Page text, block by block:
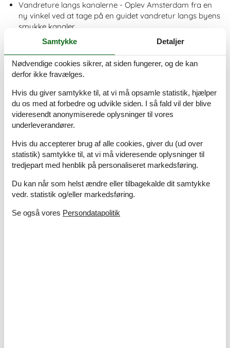
Vandreture langs kanalerne - Oplev Amsterdam fra en
ny vinkel ved at tage på en guidet vandretur langs byens
smukke kanaler.
Van Gogh Museum - Et museum dedikeret til Van Goghs
liv og værker.
Anne Franks Hus - En bevægende oplevelse for hele
familien, hvor I kan se det gemmested, hvor Anne Frank
skrev sin berømte dagbog under Anden Verdenskrig.
Rijksmuseum - Hollands nationalmuseum, hvor I kan se
værker af Rembrandt, Vermeer og mange andre.
Artis Zoo - En af de ældste zoologiske haver i Europa, der
tilbyder en bred vifte af dyr og planter.
perfekt for børn og voksne, der ønsker at lære gennem
leg.
Rembrandt House Museum - Besøg det hus, hvor den
berømte hollandske kunstner Rembrandt boede og
arbejdede.
Tropenmuseum - Et antropologisk museum, der
præsenterer forskellige kulturer fra hele verden.
Samtykke Detaljer
Nødvendige cookies sikrer, at siden fungerer, og de kan
derfor ikke fravælges.
Hvis du giver samtykke til, at vi må opsamle statistik, hjælper
du os med at forbedre og udvikle siden. I så fald vil der blive
videresendt anonymiserede oplysninger til vores
underleverandører.
Hvis du accepterer brug af alle cookies, giver du (ud over
statistik) samtykke til, at vi må videresende oplysninger til
tredjepart med henblik på personaliseret markedsføring.
Du kan når som helst ændre eller tilbagekalde dit samtykke
vedr. statistik og/eller markedsføring.
Se også vores Persondatapolitik